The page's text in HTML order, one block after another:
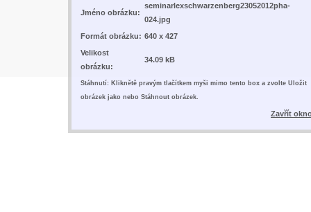
Jméno obrázku:
seminarlexschwarzenberg23052012pha-
024.jpg
Formát obrázku: 640 x 427
Velikost
obrázku:
34.09 kB
Stáhnutí: Kliknětě pravým tlačítkem myši mimo tento box a zvolte Uložit
obrázek jako nebo Stáhnout obrázek.
Zavřít